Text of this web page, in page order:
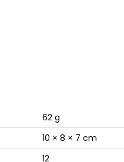
62 g
10 × 8 × 7 cm
12